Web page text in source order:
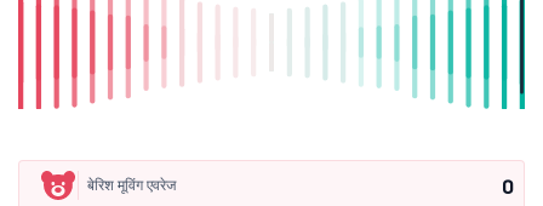
बेरिश मूविंग एवरेज 0